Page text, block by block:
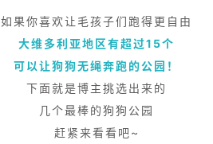
如果你喜欢让毛孩子们跑得更自由
大维多利亚地区有超过15个
可以让狗狗无绳奔跑的公园！
下面就是博主挑选出来的
几个最棒的狗狗公园
赶紧来看看吧~